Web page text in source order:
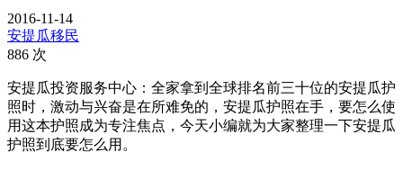
2016-11-14
安提瓜移民
886 次
安提瓜投资服务中心：全家拿到全球排名前三十位的安提瓜护
照时，激动与兴奋是在所难免的，安提瓜护照在手，要怎么使
用这本护照成为专注焦点，今天小编就为大家整理一下安提瓜
护照到底要怎么用。